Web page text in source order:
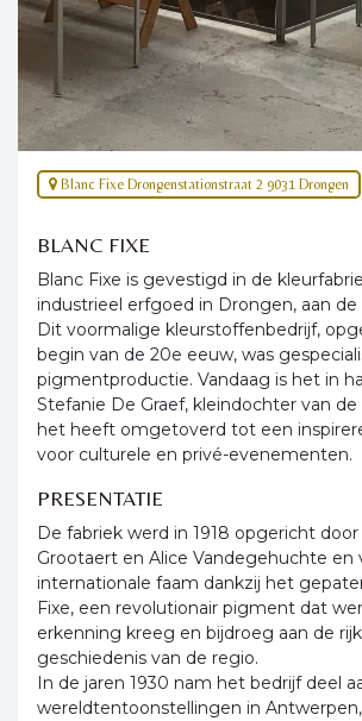
Blanc Fixe Drongenstationstraat 2 9031 Drongen
BLANC FIXE
Blanc Fixe is gevestigd in de
industrieel erfgoed in Drongen, aan de
Dit voormalige kleurstoffenbedrijf,
begin van de 20e eeuw, was
pigmentproductie. Vandaag is het in
Stefanie De Graef, kleindochter van
het heeft omgetoverd tot een
voor culturele en privé-evenementen.
PRESENTATIE
De fabriek werd in 1918 opgericht door
Grootaert en Alice Vandegehuchte en
internationale faam dankzij het
Fixe, een revolutionair pigment dat
erkenning kreeg en bijdroeg aan de
geschiedenis van de regio.
In de jaren 1930 nam het bedrijf deel
wereldtentoonstellingen in